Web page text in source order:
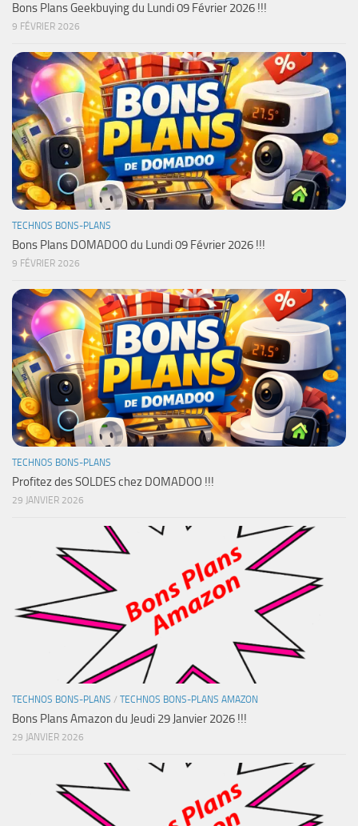
Bons Plans Geekbuying du Lundi 09 Février 2026 !!!
9 FÉVRIER 2026
TECHNOS BONS-PLANS
Bons Plans DOMADOO du Lundi 09 Février 2026 !!!
9 FÉVRIER 2026
TECHNOS BONS-PLANS
Profitez des SOLDES chez DOMADOO !!!
29 JANVIER 2026
TECHNOS BONS-PLANS / TECHNOS BONS-PLANS AMAZON
Bons Plans Amazon du Jeudi 29 Janvier 2026 !!!
29 JANVIER 2026